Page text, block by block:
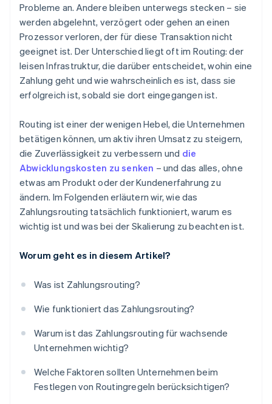
Leistung in der Vergangenheit
Kosten
Verfügbarkeit und Integrität
Regulatorische oder vertragliche Zwänge
Probleme an. Andere bleiben unterwegs stecken – sie
werden abgelehnt, verzögert oder gehen an einen
Prozessor verloren, der für diese Transaktion nicht
geeignet ist. Der Unterschied liegt oft im Routing: der
leisen Infrastruktur, die darüber entscheidet, wohin eine
Zahlung geht und wie wahrscheinlich es ist, dass sie
erfolgreich ist, sobald sie dort eingegangen ist.
Routing ist einer der wenigen Hebel, die Unternehmen
betätigen können, um aktiv ihren Umsatz zu steigern,
die Zuverlässigkeit zu verbessern und die
Abwicklungskosten zu senken – und das alles, ohne
etwas am Produkt oder der Kundenerfahrung zu
ändern. Im Folgenden erläutern wir, wie das
Zahlungsrouting tatsächlich funktioniert, warum es
wichtig ist und was bei der Skalierung zu beachten ist.
Worum geht es in diesem Artikel?
Was ist Zahlungsrouting?
Wie funktioniert das Zahlungsrouting?
Warum ist das Zahlungsrouting für wachsende
Unternehmen wichtig?
Welche Faktoren sollten Unternehmen beim
Festlegen von Routingregeln berücksichtigen?